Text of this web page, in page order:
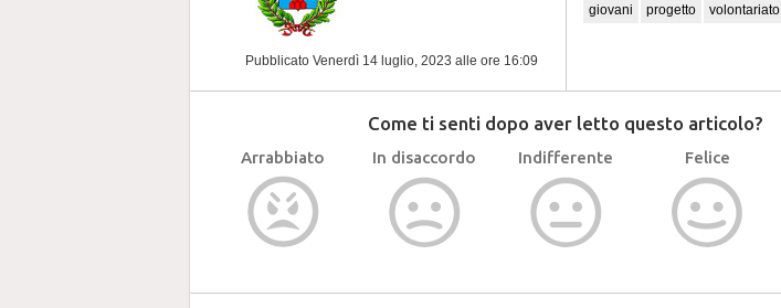
Pubblicato Venerdì 14 luglio, 2023 alle ore 16:09
giovani progetto volontariato
Come ti senti dopo aver letto questo articolo?
Arrabbiato In disaccordo Indifferente Felice